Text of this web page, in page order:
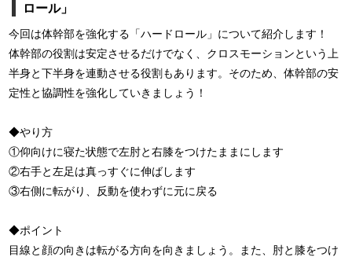
ロール」
今回は体幹部を強化する「ハードロール」について紹介します！
体幹部の役割は安定させるだけでなく、クロスモーションという上
半身と下半身を連動させる役割もあります。そのため、体幹部の安
定性と協調性を強化していきましょう！
◆やり方
①仰向けに寝た状態で左肘と右膝をつけたままにします
②右手と左足は真っすぐに伸ばします
③右側に転がり、反動を使わずに元に戻る
◆ポイント
目線と顔の向きは転がる方向を向きましょう。また、肘と膝をつけ